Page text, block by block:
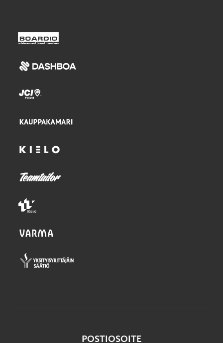
POSTIOSOITE